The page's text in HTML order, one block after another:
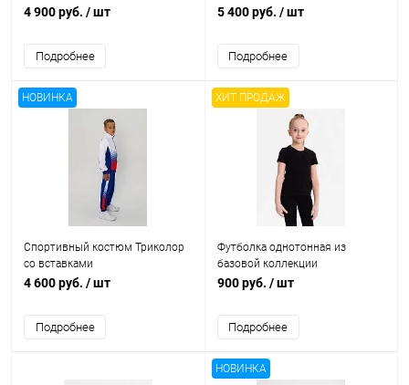
4 900 руб. / шт
Подробнее
5 400 руб. / шт
Подробнее
НОВИНКА
Спортивный костюм Триколор
со вставками
4 600 руб. / шт
Подробнее
ХИТ ПРОДАЖ
Футболка однотонная из
базовой коллекции
900 руб. / шт
Подробнее
НОВИНКА